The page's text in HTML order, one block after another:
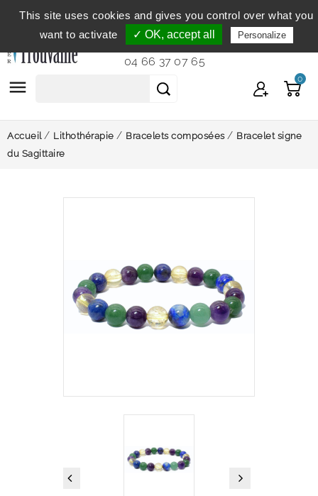
Service clientèle
du lundi au vendredi de 9h à 12h et
de 14h à 18h...
04 66 37 07 65
 0
Accueil Lithothérapie Bracelets composées
Bracelet signe
du Sagittaire
This site uses cookies and gives you control over what you
want to activate
✓ OK, accept all Personalize